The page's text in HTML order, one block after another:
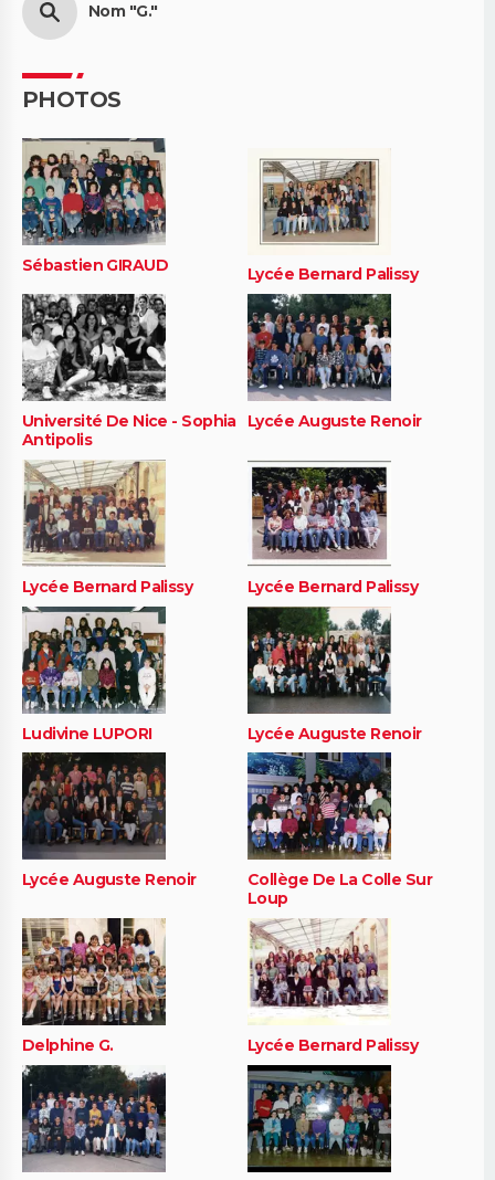
Nom "G."
PHOTOS
Sébastien GIRAUD Lycée Bernard Palissy
Université De Nice - Sophia
Antipolis
Lycée Auguste Renoir
Lycée Bernard Palissy Lycée Bernard Palissy
Ludivine LUPORI Lycée Auguste Renoir
Lycée Auguste Renoir
Collège De La Colle Sur
Loup
Delphine G. Lycée Bernard Palissy